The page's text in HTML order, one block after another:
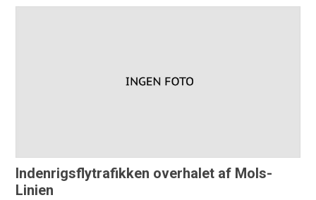
Indenrigsflytrafikken overhalet af Mols-
Linien